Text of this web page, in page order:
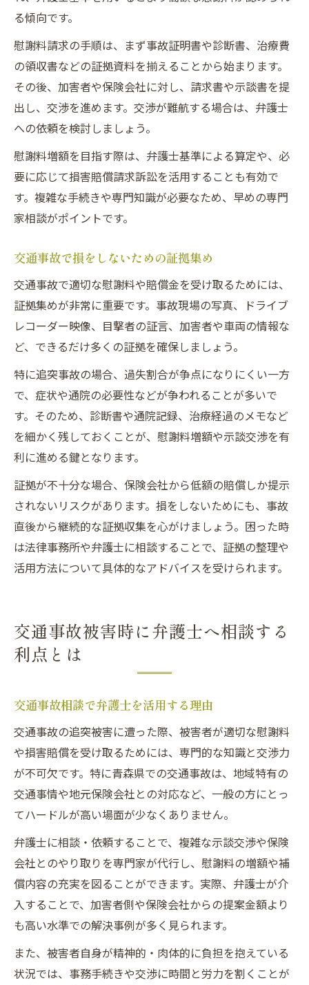
る傾向です。
慰謝料請求の手順は、まず事故証明書や診断書、治療費
の領収書などの証拠資料を揃えることから始まります。
その後、加害者や保険会社に対し、請求書や示談書を提
出し、交渉を進めます。交渉が難航する場合は、弁護士
への依頼を検討しましょう。
慰謝料増額を目指す際は、弁護士基準による算定や、必
要に応じて損害賠償請求訴訟を活用することも有効で
す。複雑な手続きや専門知識が必要なため、早めの専門
家相談がポイントです。
交通事故で損をしないための証拠集め
交通事故で適切な慰謝料や賠償金を受け取るためには、
証拠集めが非常に重要です。事故現場の写真、ドライブ
レコーダー映像、目撃者の証言、加害者や車両の情報な
ど、できるだけ多くの証拠を確保しましょう。
特に追突事故の場合、過失割合が争点になりにくい一方
で、症状や通院の必要性などが争われることが多いで
す。そのため、診断書や通院記録、治療経過のメモなど
を細かく残しておくことが、慰謝料増額や示談交渉を有
利に進める鍵となります。
証拠が不十分な場合、保険会社から低額の賠償しか提示
されないリスクがあります。損をしないためにも、事故
直後から継続的な証拠収集を心がけましょう。困った時
は法律事務所や弁護士に相談することで、証拠の整理や
活用方法について具体的なアドバイスを受けられます。
交通事故被害時に弁護士へ相談する
利点とは
交通事故相談で弁護士を活用する理由
交通事故の追突被害に遭った際、被害者が適切な慰謝料
や損害賠償を受け取るためには、専門的な知識と交渉力
が不可欠です。特に青森県での交通事故は、地域特有の
交通事情や地元保険会社との対応など、一般の方にとっ
てハードルが高い場面が少なくありません。
弁護士に相談・依頼することで、複雑な示談交渉や保険
会社とのやり取りを専門家が代行し、慰謝料の増額や補
償内容の充実を図ることができます。実際、弁護士が介
入することで、加害者側や保険会社からの提案金額より
も高い水準での解決事例が多く見られます。
また、被害者自身が精神的・肉体的に負担を抱えている
状況では、事務手続きや交渉に時間と労力を割くことが